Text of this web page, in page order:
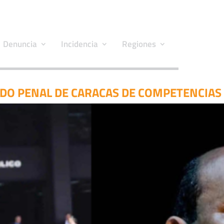
Denuncia Incidencia Regiones
PENAL DE CARACAS DE